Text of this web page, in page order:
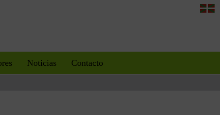
Noticias Contacto